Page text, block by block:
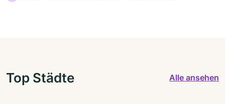
Top Städte Alle ansehen